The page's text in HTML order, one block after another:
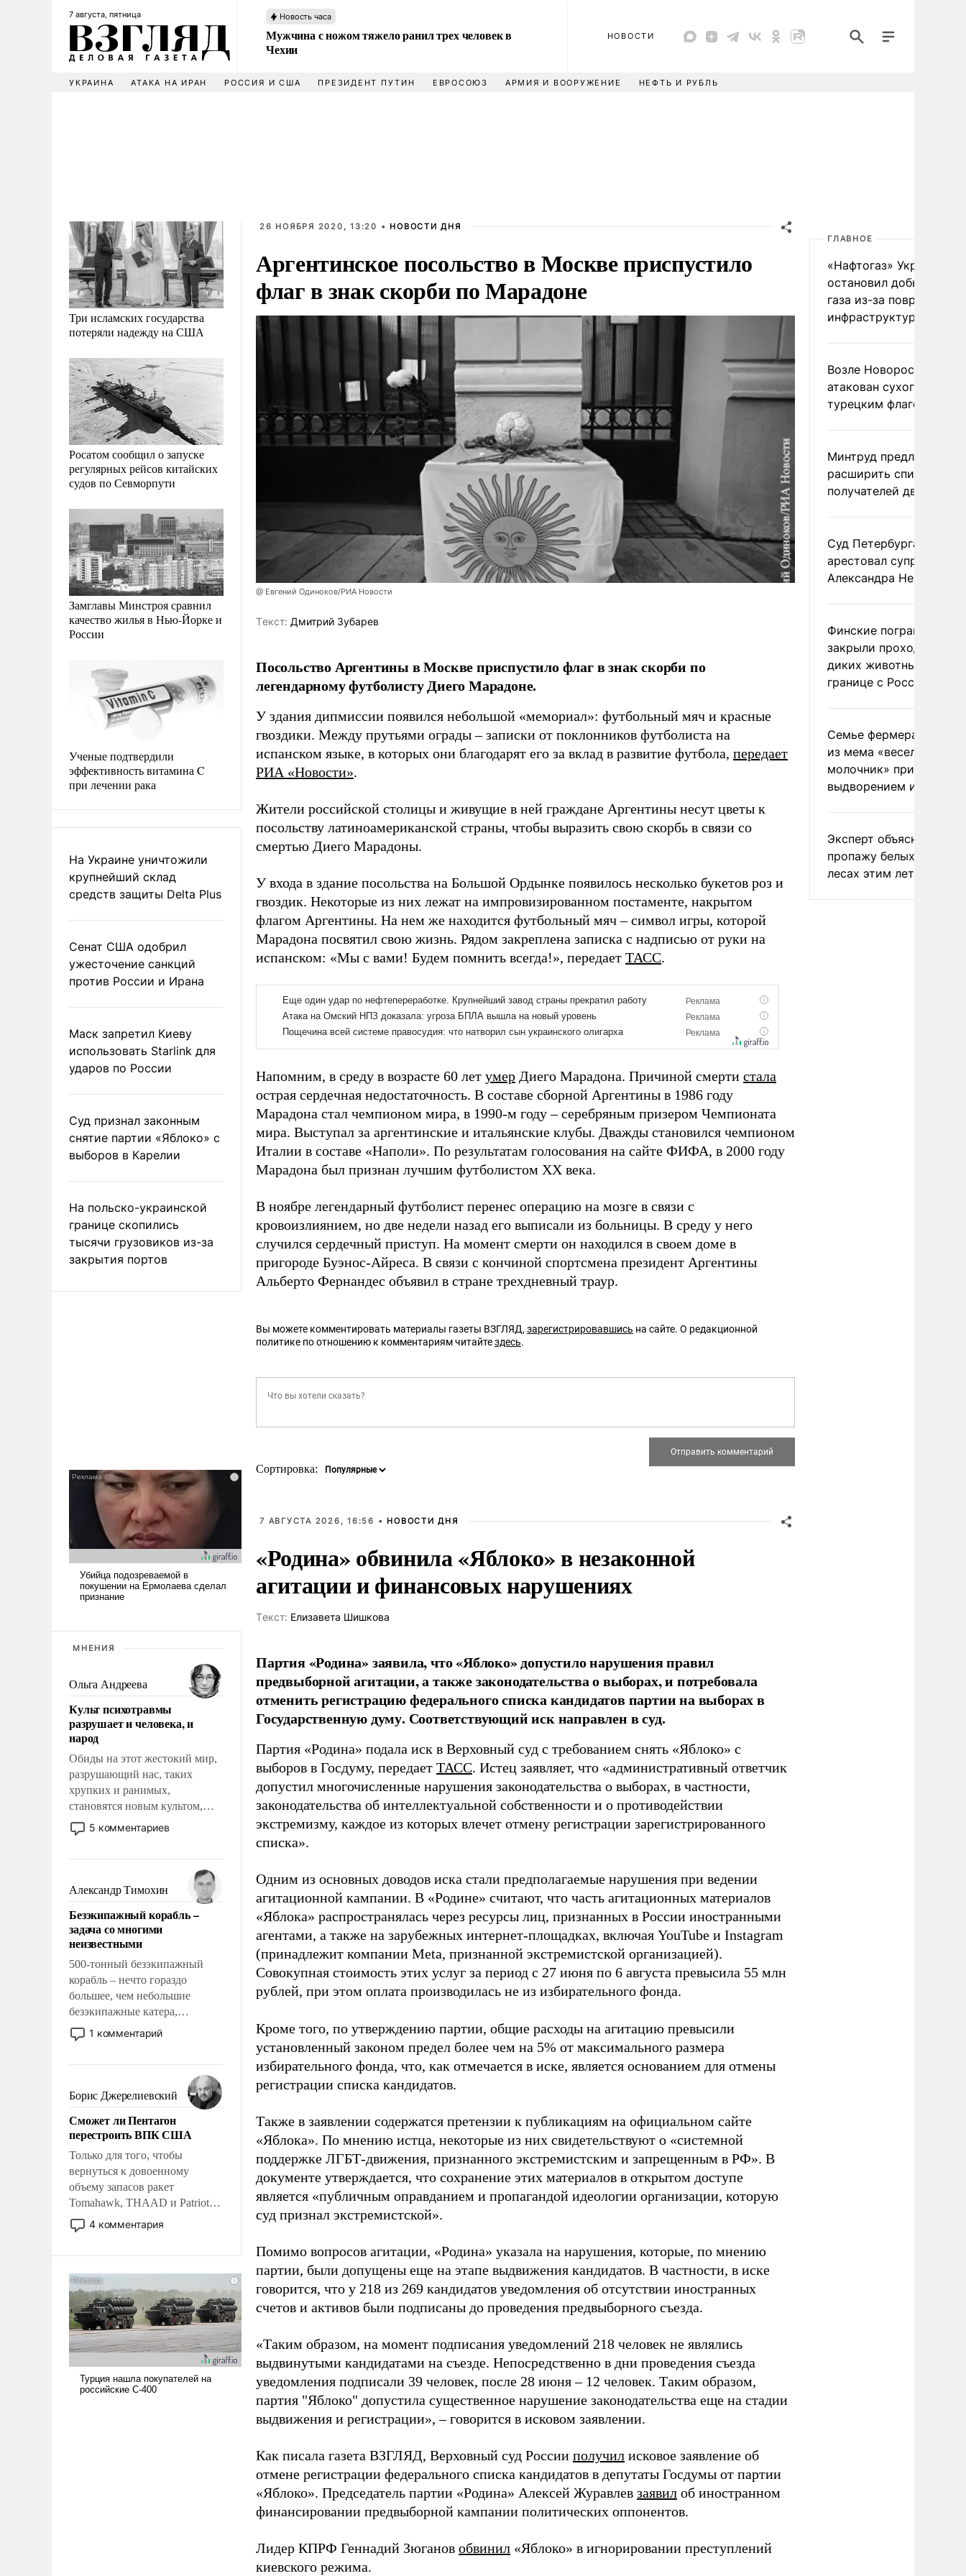
7 августа, пятница Новость часа
Мужчина с ножом тяжело ранил трех человек в
Чехии
НОВОСТИ
УКРАИНА АТАКА НА ИРАН РОССИЯ И США ПРЕЗИДЕНТ ПУТИН ЕВРОСОЮЗ АРМИЯ И ВООРУЖЕНИЕ НЕФТЬ И РУБЛЬ
Три исламских государства
потеряли надежду на США
Росатом сообщил о запуске
регулярных рейсов китайских
судов по Севморпути
Замглавы Минстроя сравнил
качество жилья в Нью-Йорке и
России
Ученые подтвердили
эффективность витамина C
при лечении рака
На Украине уничтожили
крупнейший склад
средств защиты Delta Plus
Сенат США одобрил
ужесточение санкций
против России и Ирана
Маск запретил Киеву
использовать Starlink для
ударов по России
Суд признал законным
снятие партии «Яблоко» с
выборов в Карелии
На польско-украинской
границе скопились
тысячи грузовиков из-за
закрытия портов
МНЕНИЯ
Ольга Андреева
Культ психотравмы
разрушает и человека, и
народ
Обиды на этот жестокий мир,
разрушающий нас, таких
хрупких и ранимых,
становятся новым культом,
постепенно вытесняя и
отменяя традиционное
мужественным и твердым под
ударами судьбы, брать на себя
ответственность, помогать
слабым, идти вперед и
адаптироваться.
5 комментариев
Александр Тимохин
Безэкипажный корабль –
задача со многими
неизвестными
500-тонный безэкипажный
корабль – нечто гораздо
большее, чем небольшие
безэкипажные катера,
применение которых уже
стало обыденностью. Задача по
сложна и амбициозна. Однако
и ее реализация радикально
поднимет наши боевые
возможности.
1 комментарий
Борис Джерелиевский
Сможет ли Пентагон
перестроить ВПК США
Только для того, чтобы
вернуться к довоенному
объему запасов ракет
Tomahawk, THAAD и Patriot
США потребуется более трех
лет. Даже небольшая война с
Сложившаяся ситуация
означает многолетний период
уязвимости США, например,
перед Китаем.
4 комментария
26 НОЯБРЯ 2020, 13:20 • НОВОСТИ ДНЯ
Аргентинское посольство в Москве приспустило
флаг в знак скорби по Марадоне
@ Евгений Одиноков/РИА Новости
Tекст: Дмитрий Зубарев
Посольство Аргентины в Москве приспустило флаг в знак скорби по
легендарному футболисту Диего Марадоне.
У здания дипмиссии появился небольшой «мемориал»: футбольный мяч и красные
гвоздики. Между прутьями ограды – записки от поклонников футболиста на
испанском языке, в которых они благодарят его за вклад в развитие футбола, передает
РИА «Новости».
Жители российской столицы и живущие в ней граждане Аргентины несут цветы к
посольству латиноамериканской страны, чтобы выразить свою скорбь в связи со
смертью Диего Марадоны.
У входа в здание посольства на Большой Ордынке появилось несколько букетов роз и
гвоздик. Некоторые из них лежат на импровизированном постаменте, накрытом
флагом Аргентины. На нем же находится футбольный мяч – символ игры, которой
Марадона посвятил свою жизнь. Рядом закреплена записка с надписью от руки на
испанском: «Мы с вами! Будем помнить всегда!», передает ТАСС.
Напомним, в среду в возрасте 60 лет умер Диего Марадона. Причиной смерти стала
острая сердечная недостаточность. В составе сборной Аргентины в 1986 году
Марадона стал чемпионом мира, в 1990-м году – серебряным призером Чемпионата
мира. Выступал за аргентинские и итальянские клубы. Дважды становился чемпионом
Италии в составе «Наполи». По результатам голосования на сайте ФИФА, в 2000 году
Марадона был признан лучшим футболистом XX века.
В ноябре легендарный футболист перенес операцию на мозге в связи с
кровоизлиянием, но две недели назад его выписали из больницы. В среду у него
случился сердечный приступ. На момент смерти он находился в своем доме в
пригороде Буэнос-Айреса. В связи с кончиной спортсмена президент Аргентины
Альберто Фернандес объявил в стране трехдневный траур.
Вы можете комментировать материалы газеты ВЗГЛЯД,зарегистрировавшись на сайте. О редакционной
политике по отношению к комментариям читайтездесь.
Сортировка:
7 АВГУСТА 2026, 16:56 • НОВОСТИ ДНЯ
«Родина» обвинила «Яблоко» в незаконной
агитации и финансовых нарушениях
Tекст: Елизавета Шишкова
Партия «Родина» заявила, что «Яблоко» допустило нарушения правил
предвыборной агитации, а также законодательства о выборах, и потребовала
отменить регистрацию федерального списка кандидатов партии на выборах в
Государственную думу. Соответствующий иск направлен в суд.
Партия «Родина» подала иск в Верховный суд с требованием снять «Яблоко» с
выборов в Госдуму, передает ТАСС. Истец заявляет, что «административный ответчик
допустил многочисленные нарушения законодательства о выборах, в частности,
законодательства об интеллектуальной собственности и о противодействии
экстремизму, каждое из которых влечет отмену регистрации зарегистрированного
списка».
Одним из основных доводов иска стали предполагаемые нарушения при ведении
агитационной кампании. В «Родине» считают, что часть агитационных материалов
«Яблока» распространялась через ресурсы лиц, признанных в России иностранными
агентами, а также на зарубежных интернет-площадках, включая YouTube и Instagram
(принадлежит компании Meta, признанной экстремистской организацией).
Совокупная стоимость этих услуг за период с 27 июня по 6 августа превысила 55 млн
рублей, при этом оплата производилась не из избирательного фонда.
Кроме того, по утверждению партии, общие расходы на агитацию превысили
установленный законом предел более чем на 5% от максимального размера
избирательного фонда, что, как отмечается в иске, является основанием для отмены
регистрации списка кандидатов.
Также в заявлении содержатся претензии к публикациям на официальном сайте
«Яблока». По мнению истца, некоторые из них свидетельствуют о «системной
поддержке ЛГБТ-движения, признанного экстремистским и запрещенным в РФ». В
документе утверждается, что сохранение этих материалов в открытом доступе
является «публичным оправданием и пропагандой идеологии организации, которую
суд признал экстремистской».
Помимо вопросов агитации, «Родина» указала на нарушения, которые, по мнению
партии, были допущены еще на этапе выдвижения кандидатов. В частности, в иске
говорится, что у 218 из 269 кандидатов уведомления об отсутствии иностранных
счетов и активов были подписаны до проведения предвыборного съезда.
«Таким образом, на момент подписания уведомлений 218 человек не являлись
выдвинутыми кандидатами на съезде. Непосредственно в дни проведения съезда
уведомления подписали 39 человек, после 28 июня – 12 человек. Таким образом,
партия "Яблоко" допустила существенное нарушение законодательства еще на стадии
выдвижения и регистрации», – говорится в исковом заявлении.
Как писала газета ВЗГЛЯД, Верховный суд России получил исковое заявление об
отмене регистрации федерального списка кандидатов в депутаты Госдумы от партии
«Яблоко». Председатель партии «Родина» Алексей Журавлев заявил об иностранном
финансировании предвыборной кампании политических оппонентов.
Лидер КПРФ Геннадий Зюганов обвинил «Яблоко» в игнорировании преступлений
киевского режима.
ГЛАВНОЕ
«Нафтогаз» Украины
остановил добычу
газа из-за повреждения
инфраструктуры
Возле Новороссийска
атакован сухогруз под
турецким флагом
Минтруд предложил
расширить список
получателей двух
Суд Петербурга заочно
арестовал супругу
Александра Невзорова
Финские пограничники
закрыли проходы для
диких животных на
границе с Россией
Семье фермера
из мема «веселый
молочник» пригрозили
выдворением из
Эксперт объяснил
пропажу белых грибов
лесах этим летом